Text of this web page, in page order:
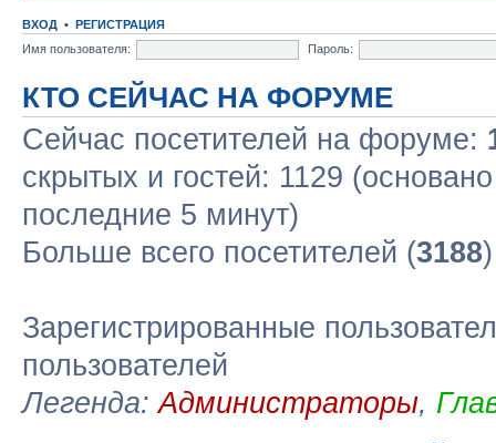
ВХОД • РЕГИСТРАЦИЯ
Имя пользователя:
Пароль:
КТО СЕЙЧАС НА ФОРУМЕ
Сейчас посетителей на форуме:
скрытых и гостей: 1129
последние 5 минут)
Больше всего посетителей (3188
Зарегистрированные
пользователей
Легенда:Администраторы,